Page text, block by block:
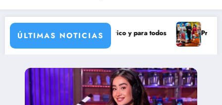
ÚLTIMAS NOTICIAS
un eclipse solar histórico y para todos Pravia y